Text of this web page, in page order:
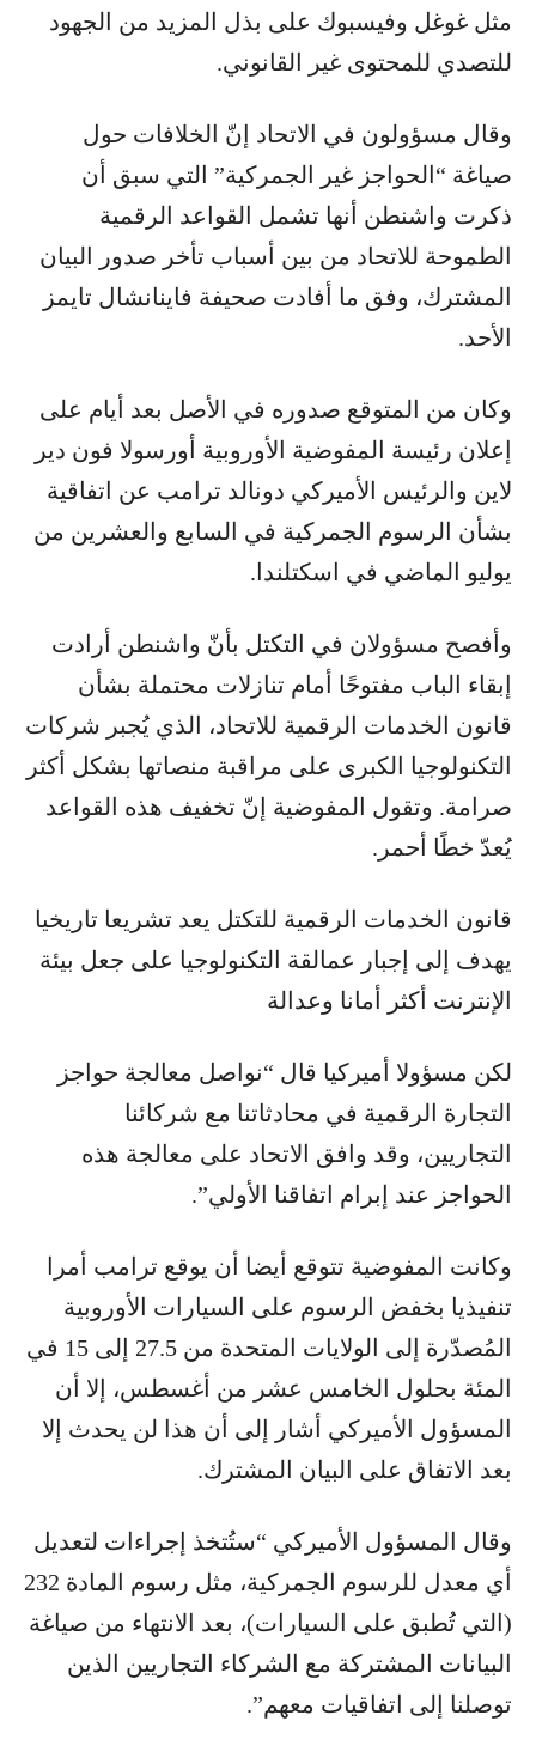
مثل غوغل وفيسبوك على بذل المزيد من الجهود
للتصدي للمحتوى غير القانوني.
وقال مسؤولون في الاتحاد إنّ الخلافات حول
صياغة “الحواجز غير الجمركية” التي سبق أن
ذكرت واشنطن أنها تشمل القواعد الرقمية
الطموحة للاتحاد من بين أسباب تأخر صدور البيان
المشترك، وفق ما أفادت صحيفة فاينانشال تايمز
الأحد.
وكان من المتوقع صدوره في الأصل بعد أيام على
إعلان رئيسة المفوضية الأوروبية أورسولا فون دير
لاين والرئيس الأميركي دونالد ترامب عن اتفاقية
بشأن الرسوم الجمركية في السابع والعشرين من
يوليو الماضي في اسكتلندا.
وأفصح مسؤولان في التكتل بأنّ واشنطن أرادت
إبقاء الباب مفتوحًا أمام تنازلات محتملة بشأن
قانون الخدمات الرقمية للاتحاد، الذي يُجبر شركات
التكنولوجيا الكبرى على مراقبة منصاتها بشكل أكثر
صرامة. وتقول المفوضية إنّ تخفيف هذه القواعد
يُعدّ خطًا أحمر.
قانون الخدمات الرقمية للتكتل يعد تشريعا تاريخيا
يهدف إلى إجبار عمالقة التكنولوجيا على جعل بيئة
الإنترنت أكثر أمانا وعدالة
لكن مسؤولا أميركيا قال “نواصل معالجة حواجز
التجارة الرقمية في محادثاتنا مع شركائنا
التجاريين، وقد وافق الاتحاد على معالجة هذه
الحواجز عند إبرام اتفاقنا الأولي”.
وكانت المفوضية تتوقع أيضا أن يوقع ترامب أمرا
تنفيذيا بخفض الرسوم على السيارات الأوروبية
المُصدّرة إلى الولايات المتحدة من 27.5 إلى 15 في
المئة بحلول الخامس عشر من أغسطس، إلا أن
المسؤول الأميركي أشار إلى أن هذا لن يحدث إلا
بعد الاتفاق على البيان المشترك.
وقال المسؤول الأميركي “ستُتخذ إجراءات لتعديل
أي معدل للرسوم الجمركية، مثل رسوم المادة 232
(التي تُطبق على السيارات)، بعد الانتهاء من صياغة
البيانات المشتركة مع الشركاء التجاريين الذين
توصلنا إلى اتفاقيات معهم”.